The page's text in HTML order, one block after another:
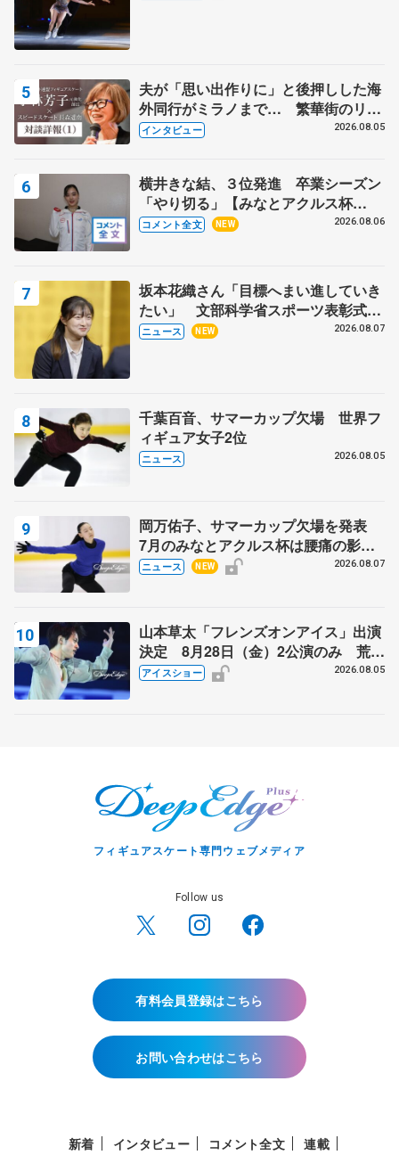
夫が「思い出作りに」と後押しした海
外同行がミラノまで… 繁華街のリン
クでは不良のお兄さんも味方に 小林
インタビュー 2026.08.05
横井きな結、３位発進 卒業シーズン
「やり切る」【みなとアクルス杯
SP】
コメント全文 NEW 2026.08.06
坂本花織さん「目標へまい進していき
たい」 文部科学省スポーツ表彰式で
代表謝辞
ニュース NEW 2026.08.07
千葉百音、サマーカップ欠場 世界フ
ィギュア女子2位
ニュース 2026.08.05
岡万佑子、サマーカップ欠場を発表
7月のみなとアクルス杯は腰痛の影響
で
ニュース NEW 2026.08.07
山本草太「フレンズオンアイス」出演
決定 8月28日（金）2公演のみ 荒川
静香さんプロデュース、20周年のアイ
アイスショー 2026.08.05
フィギュアスケート専門ウェブメディア
Follow us
有料会員登録はこちら
お問い合わせはこちら
新着 インタビュー コメント全文 連載